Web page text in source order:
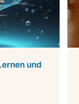
und